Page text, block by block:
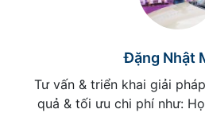
Đặng Nhật
Tư vấn & triển khai giải
quả & tối ưu chi phí như: